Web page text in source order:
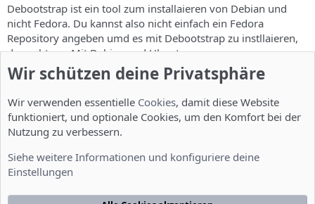
Debootstrap ist ein tool zum installaieren von Debian und
nicht Fedora. Du kannst also nicht einfach ein Fedora
Repository angeben umd es mit Debootstrap zu instllaieren,
das geht nur Mit Debian und Ubuntu so.
Du kannst entweder eine fertige Xen VM nehmen:
http://jailtime.org/
Oder Du musst Dir eine mit Fedora Tools bauen:
http://fedoraproject.org/wiki/FedoraXenQuickstartFC6#head-
Wir schützen deine Privatsphäre
Wir verwenden essentielle Cookies, damit diese Website
funktioniert, und optionale Cookies, um den Komfort bei der
Nutzung zu verbessern.
Siehe weitere Informationen und konfiguriere deine
Einstellungen